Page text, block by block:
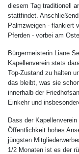
diesem Tag traditionell
stattfindet.
Palmzweigen - flankiert
Pferden - vorbei am
Bürgermeisterin Liane
Kapellenverein stets
Top-Zustand zu halten
das bleibt, was sie
innerhalb der
Einkehr und
Dass der
Öffentlichkeit hohes
jüngsten
1/2 Monaten ist es der